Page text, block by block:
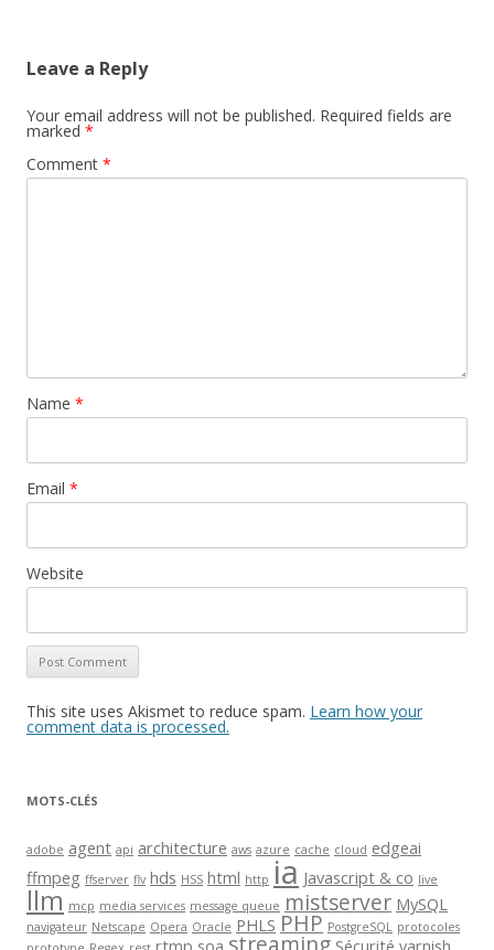
Leave a Reply
Your email address will not be published. Required fields are
marked *
Comment *
Name *
Email *
Website
This site uses Akismet to reduce spam. Learn how your
comment data is processed.
MOTS-CLÉS
adobe agent api architecture aws azure cache cloud edgeai
ffmpeg ffserver flv hds HSS html http ia Javascript & co live
llm mcp media services message queue mistserver MySQL
navigateur Netscape Opera Oracle PHLS PHP PostgreSQL protocoles